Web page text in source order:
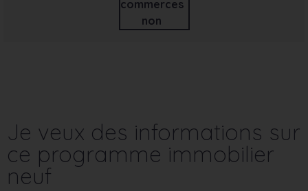
commerces
non
Je veux des informations sur
ce programme immobilier
neuf